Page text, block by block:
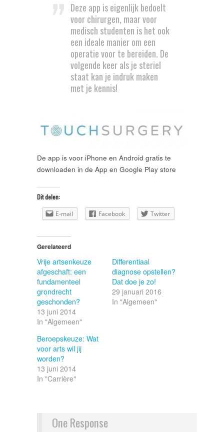
Deze app is eigenlijk bedoelt
voor chirurgen, maar voor
medisch studenten is het ook
een ideale manier om een
operatie voor te bereiden. De
volgende keer als je steriel
staat kan je indruk maken
met je kennis!
De app is voor iPhone en Android gratis te
downloaden in de App en Google Play store
Dit delen:
E-mail
Facebook Twitter
Gerelateerd
Vrije artsenkeuze
afgeschaft: een
fundamenteel
grondrecht
geschonden?
13 juni 2014
In "Algemeen"
Differentiaal
diagnose opstellen?
Dat doe je zo!
29 januari 2016
In "Algemeen"
Beroepskeuze: Wat
voor arts wil jij
worden?
13 juni 2014
In "Carrière"
One Response